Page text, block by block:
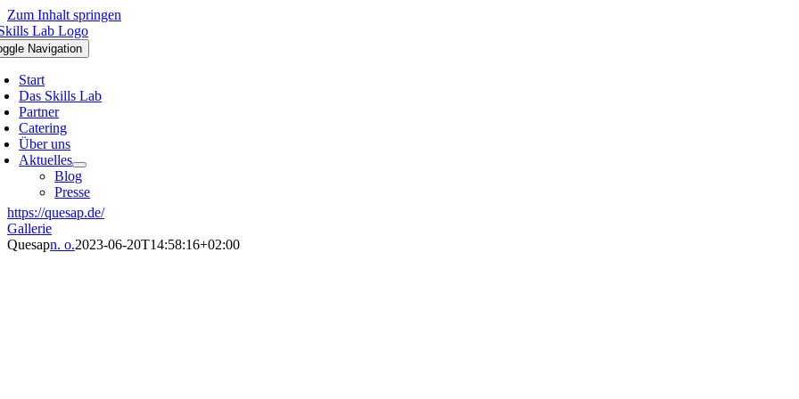
Zum Inhalt springen
Navigation
Start
Das Skills Lab
Partner
Catering
Über uns
Aktuelles
Blog
Presse
https://quesap.de/
Gallerie
Quesapn. o.2023-06-20T14:58:16+02:00